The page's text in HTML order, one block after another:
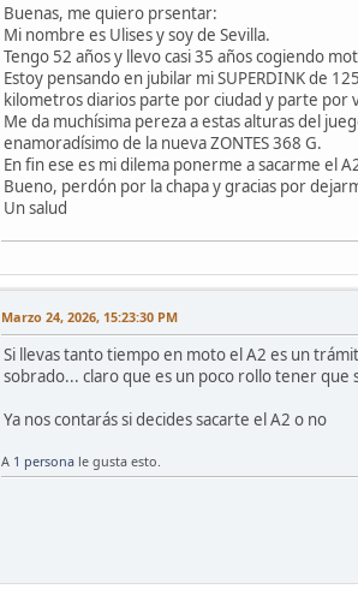
Buenas, me quiero prsentar:
Mi nombre es Ulises y soy de Sevilla.
Tengo 52 años y llevo casi 35 años cogiendo
Estoy pensando en jubilar mi SUPERDINK de
kilometros diarios parte por ciudad y parte por
Me da muchísima pereza a estas alturas del
enamoradísimo de la nueva ZONTES 368 G.
En fin ese es mi dilema ponerme a sacarme el
Bueno, perdón por la chapa y gracias por
Un salud
Marzo 24, 2026, 15:23:30 PM
Si llevas tanto tiempo en moto el A2 es un
sobrado... claro que es un poco rollo tener que
Ya nos contarás si decides sacarte el A2 o no
A 1 persona le gusta esto.